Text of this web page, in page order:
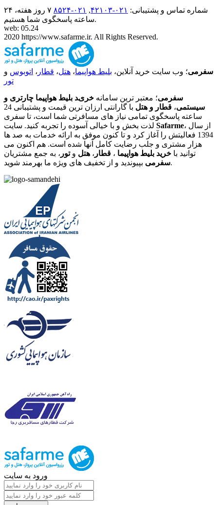
شماره تماس و پشتیبانی: ۰۲۱-۴٢١٠٣ , ۰۲۱-۸۵۲۴
۷ روز هفته، ۲۴
ساعته پاسخگوی شما هستیم.
web: 05.24
2020 https://www.safarme.ir. All Rights Reserved.
سفرمی؛ وب سایت خرید آنلاین، بلیط هواپیما، هتل، قطار ، اتوبوس و
تور
سفرمی؛ معتبر ترین سامانه خرید بلیط هواپیما چارتری و
سیستمی، قطار و هتل
با گارانتی ارزان ترین قیمت و پشتیبانی 24
ساعته پاسخگوی تمامی نیاز های مسافرتی شما است، تا سفری
Safarme، از سال
1394 فعالیتش را آغاز کرد و تا کنون موفق به ارائه خدمات به صد ها
هزار مشتری و جلب رضایت کامل آنها شده است. هم اکنون می
توانید با خرید بلیط هواپیما ، قطار ، هتل وتور ، به جمع مشتریان
سفرمیبپیوندید و از تخفیف های ویژه ما بهرمند شوید.
ورود به سایت